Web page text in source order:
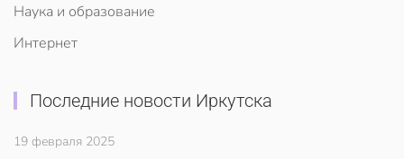
Наука и образование
Интернет
Последние новости Иркутска
19 февраля 2025